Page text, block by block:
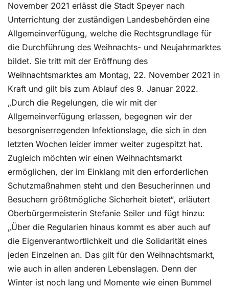
November 2021 erlässt die Stadt Speyer nach
Unterrichtung der zuständigen Landesbehörden eine
Allgemeinverfügung, welche die Rechtsgrundlage für
die Durchführung des Weihnachts- und Neujahrmarktes
bildet. Sie tritt mit der Eröffnung des
Weihnachtsmarktes am Montag, 22. November 2021 in
Kraft und gilt bis zum Ablauf des 9. Januar 2022.
„Durch die Regelungen, die wir mit der
Allgemeinverfügung erlassen, begegnen wir der
besorgniserregenden Infektionslage, die sich in den
letzten Wochen leider immer weiter zugespitzt hat.
Zugleich möchten wir einen Weihnachtsmarkt
ermöglichen, der im Einklang mit den erforderlichen
Schutzmaßnahmen steht und den Besucherinnen und
Besuchern größtmögliche Sicherheit bietet“, erläutert
Oberbürgermeisterin Stefanie Seiler und fügt hinzu:
„Über die Regularien hinaus kommt es aber auch auf
die Eigenverantwortlichkeit und die Solidarität eines
jeden Einzelnen an. Das gilt für den Weihnachtsmarkt,
wie auch in allen anderen Lebenslagen. Denn der
Winter ist noch lang und Momente wie einen Bummel